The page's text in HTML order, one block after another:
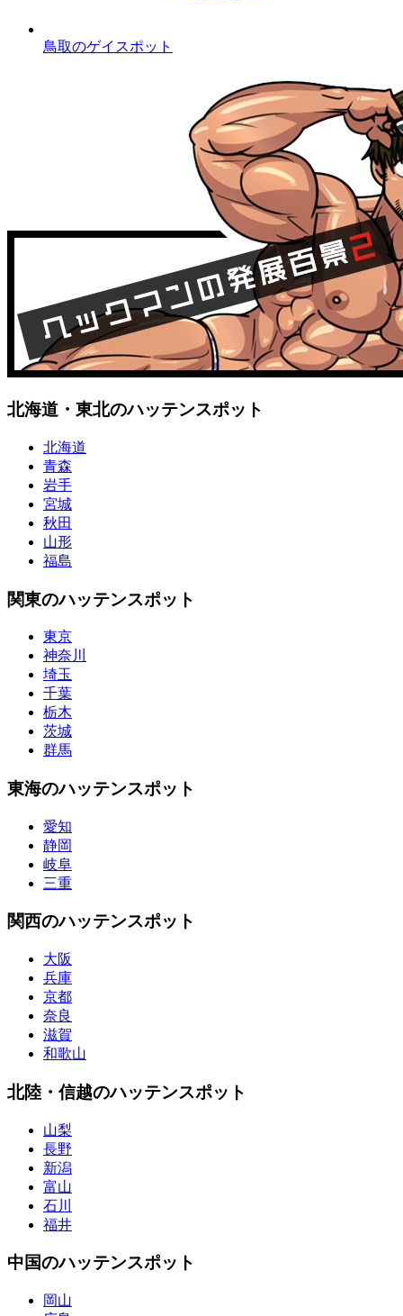
鳥取のゲイスポット
北海道・東北のハッテンスポット
北海道
青森
岩手
宮城
秋田
山形
福島
関東のハッテンスポット
東京
神奈川
埼玉
千葉
栃木
茨城
群馬
東海のハッテンスポット
愛知
静岡
岐阜
三重
関西のハッテンスポット
大阪
兵庫
京都
奈良
滋賀
和歌山
北陸・信越のハッテンスポット
山梨
長野
新潟
富山
石川
福井
中国のハッテンスポット
岡山